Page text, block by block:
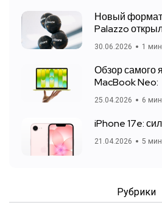
Новый
Palazzo
30.06.2026 1
Обзор самого
MacBook Neo:
25.04.2026 6
iPhone 17e:
21.04.2026 5
Рубрики